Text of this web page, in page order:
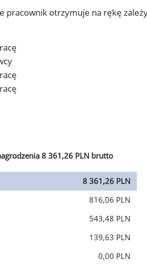
pracownik otrzymuje na rękę
8 361,26 PLN brutto
8 361,26 PLN
816,06 PLN
543,48 PLN
139,63 PLN
0,00 PLN